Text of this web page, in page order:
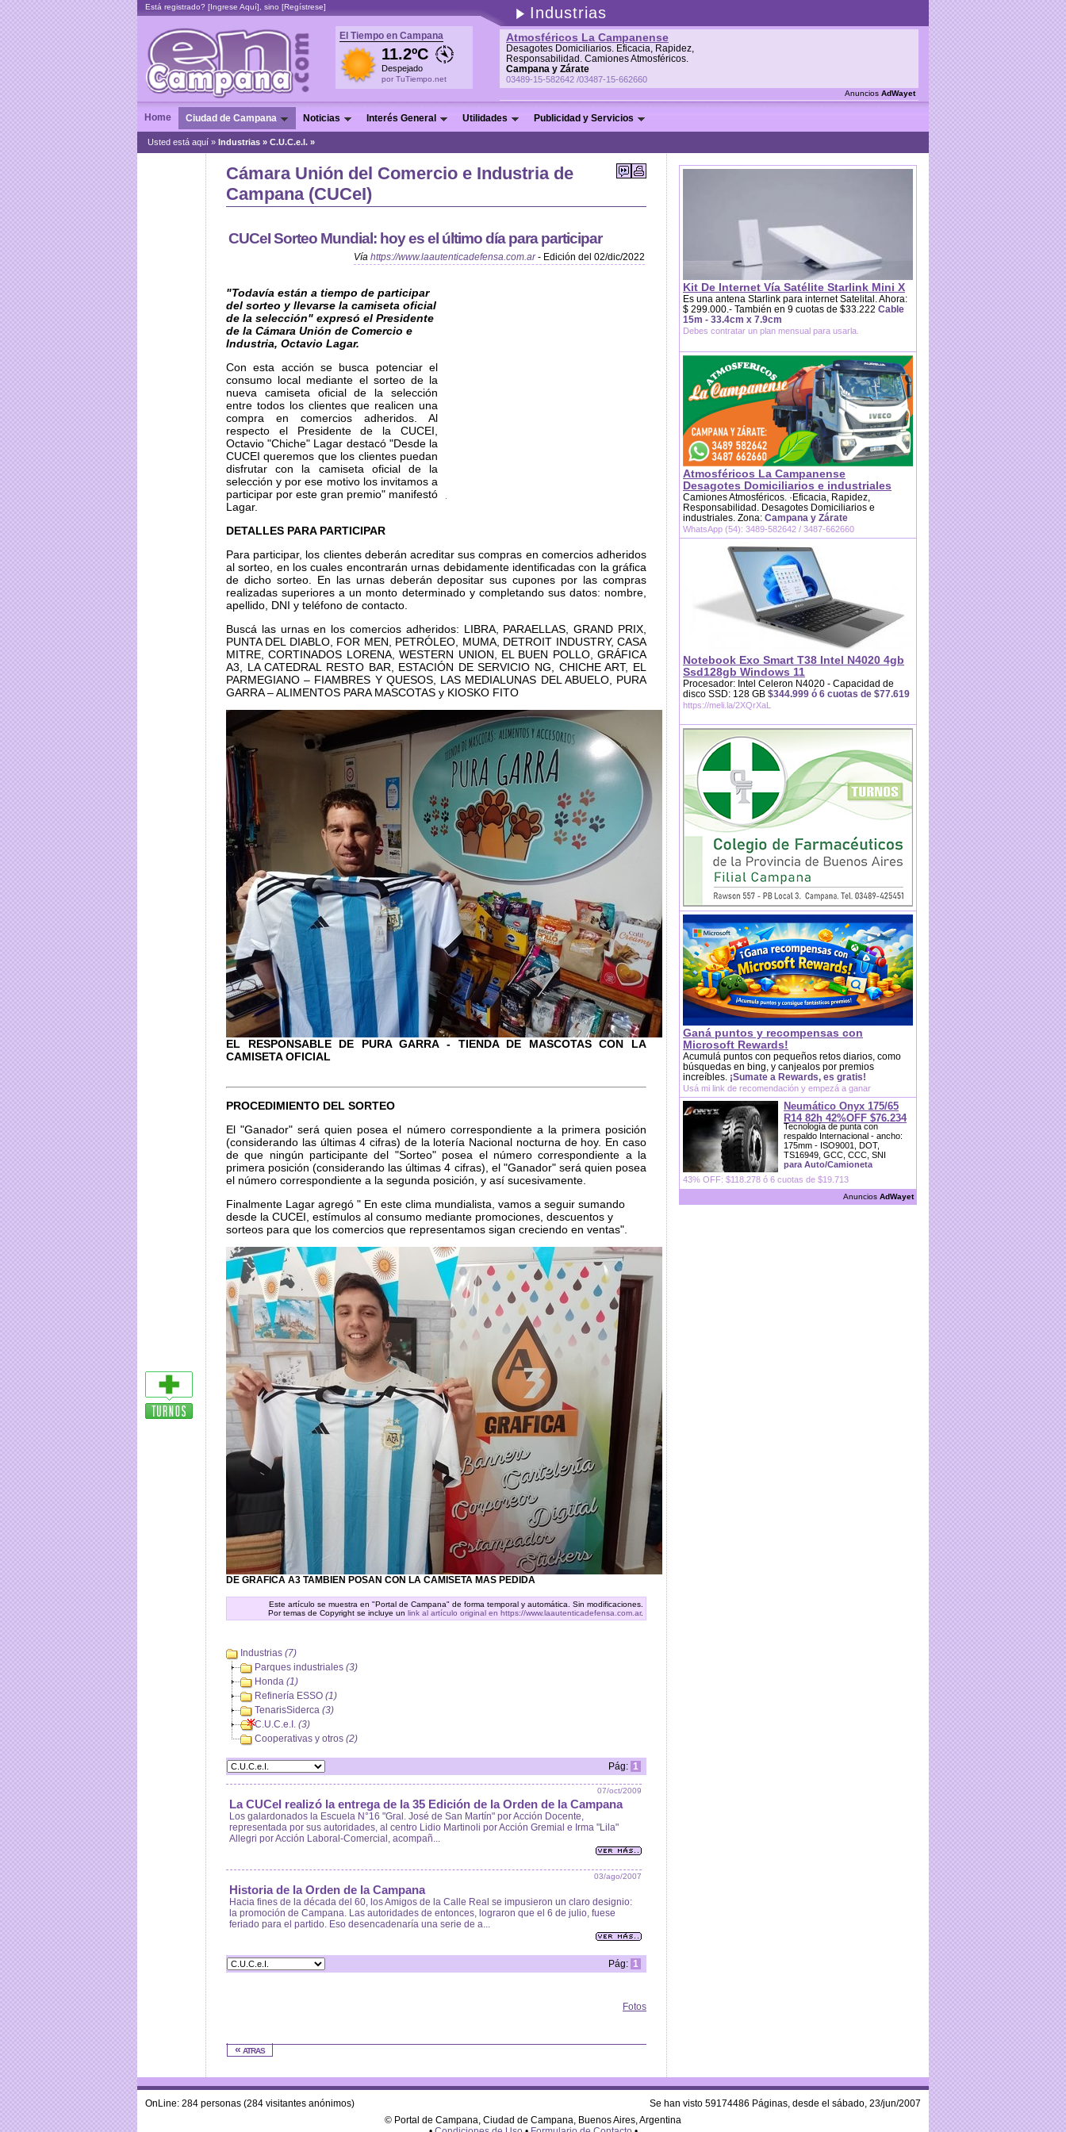
Está registrado? [Ingrese Aquí], sino [Regístrese] Industrias
Atmosféricos La Campanense
Desagotes Domiciliarios. Eficacia, Rapidez,
Responsabilidad. Camiones Atmosféricos.
Campana y Zárate
03489-15-582642 /03487-15-662660
Anuncios AdWayet
El Tiempo en Campana
11.2ºC
Despejado
por TuTiempo.net
Home Ciudad de Campana Noticias Interés General Utilidades Publicidad y Servicios
Usted está aquí » Industrias » C.U.C.e.I. »
Cámara Unión del Comercio e Industria de
Campana (CUCeI)
CUCeI Sorteo Mundial: hoy es el último día para participar
Vía https://www.laautenticadefensa.com.ar- Edición del 02/dic/2022
"Todavía están a tiempo de participar
del sorteo y llevarse la camiseta oficial
de la selección" expresó el Presidente
de la Cámara Unión de Comercio e
Industria, Octavio Lagar.
Con esta acción se busca potenciar el
consumo local mediante el sorteo de la
nueva camiseta oficial de la selección
entre todos los clientes que realicen una
compra en comercios adheridos. Al
respecto el Presidente de la CUCEI,
Octavio "Chiche" Lagar destacó "Desde la
CUCEI queremos que los clientes puedan
disfrutar con la camiseta oficial de la
selección y por ese motivo los invitamos a
participar por este gran premio" manifestó
Lagar.
DETALLES PARA PARTICIPAR
Para participar, los clientes deberán acreditar sus compras en comercios adheridos
al sorteo, en los cuales encontrarán urnas debidamente identificadas con la gráfica
de dicho sorteo. En las urnas deberán depositar sus cupones por las compras
realizadas superiores a un monto determinado y completando sus datos: nombre,
apellido, DNI y teléfono de contacto.
Buscá las urnas en los comercios adheridos: LIBRA, PARAELLAS, GRAND PRIX,
PUNTA DEL DIABLO, FOR MEN, PETRÓLEO, MUMA, DETROIT INDUSTRY, CASA
MITRE, CORTINADOS LORENA, WESTERN UNION, EL BUEN POLLO, GRÁFICA
A3, LA CATEDRAL RESTO BAR, ESTACIÓN DE SERVICIO NG, CHICHE ART, EL
PARMEGIANO – FIAMBRES Y QUESOS, LAS MEDIALUNAS DEL ABUELO, PURA
GARRA – ALIMENTOS PARA MASCOTAS y KIOSKO FITO
EL RESPONSABLE DE PURA GARRA - TIENDA DE MASCOTAS CON LA
CAMISETA OFICIAL
PROCEDIMIENTO DEL SORTEO
El "Ganador" será quien posea el número correspondiente a la primera posición
(considerando las últimas 4 cifras) de la lotería Nacional nocturna de hoy. En caso
de que ningún participante del "Sorteo" posea el número correspondiente a la
primera posición (considerando las últimas 4 cifras), el "Ganador" será quien posea
el número correspondiente a la segunda posición, y así sucesivamente.
Finalmente Lagar agregó " En este clima mundialista, vamos a seguir sumando
desde la CUCEI, estímulos al consumo mediante promociones, descuentos y
sorteos para que los comercios que representamos sigan creciendo en ventas".
DE GRAFICA A3 TAMBIEN POSAN CON LA CAMISETA MAS PEDIDA
Este artículo se muestra en "Portal de Campana" de forma temporal y automática. Sin modificaciones.
Por temas de Copyright se incluye un link al artículo original en https://www.laautenticadefensa.com.ar.
Industrias (7)
Parques industriales (3)
Honda (1)
Refinería ESSO (1)
TenarisSiderca (3)
C.U.C.e.I. (3)
Cooperativas y otros (2)
Pág: 1
07/oct/2009
La CUCeI realizó la entrega de la 35 Edición de la Orden de la Campana
Los galardonados la Escuela N°16 "Gral. José de San Martín" por Acción Docente,
representada por sus autoridades, al centro Lidio Martinoli por Acción Gremial e Irma "Lila"
Allegri por Acción Laboral-Comercial, acompañ...
03/ago/2007
Historia de la Orden de la Campana
Hacia fines de la década del 60, los Amigos de la Calle Real se impusieron un claro designio:
la promoción de Campana. Las autoridades de entonces, lograron que el 6 de julio, fuese
feriado para el partido. Eso desencadenaría una serie de a...
Pág: 1
Fotos
« atras
Kit De Internet Vía Satélite Starlink Mini X
Es una antena Starlink para internet Satelital. Ahora:
$ 299.000.- También en 9 cuotas de $33.222 Cable
15m - 33.4cm x 7.9cm
Debes contratar un plan mensual para usarla.
Atmosféricos La Campanense
Desagotes Domiciliarios e industriales
Camiones Atmosféricos. ·Eficacia, Rapidez,
Responsabilidad. Desagotes Domiciliarios e
industriales. Zona: Campana y Zárate
WhatsApp (54): 3489-582642 / 3487-662660
Notebook Exo Smart T38 Intel N4020 4gb
Ssd128gb Windows 11
Procesador: Intel Celeron N4020 - Capacidad de
disco SSD: 128 GB $344.999 ó 6 cuotas de $77.619
https://meli.la/2XQrXaL
Ganá puntos y recompensas con
Microsoft Rewards!
Acumulá puntos con pequeños retos diarios, como
búsquedas en bing, y canjealos por premios
increíbles. ¡Sumate a Rewards, es gratis!
Usá mi link de recomendación y empezá a ganar
Neumático Onyx 175/65
R14 82h 42%OFF $76.234
Tecnología de punta con
respaldo Internacional - ancho:
175mm - ISO9001, DOT,
TS16949, GCC, CCC, SNI
para Auto/Camioneta
43% OFF: $118.278 ó 6 cuotas de $19.713
Anuncios AdWayet
Se han visto 59174486 Páginas, desde el sábado, 23/jun/2007
OnLine: 284 personas (284 visitantes anónimos)
© Portal de Campana, Ciudad de Campana, Buenos Aires, Argentina